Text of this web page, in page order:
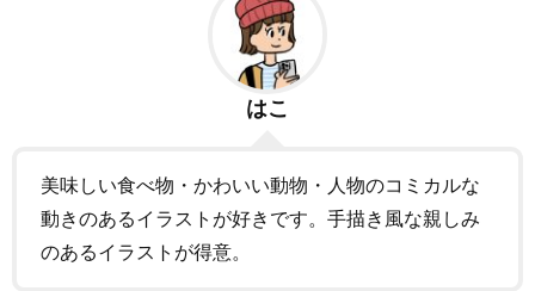
はこ
美味しい食べ物・かわいい動物・人物のコミカルな
動きのあるイラストが好きです。手描き風な親しみ
のあるイラストが得意。